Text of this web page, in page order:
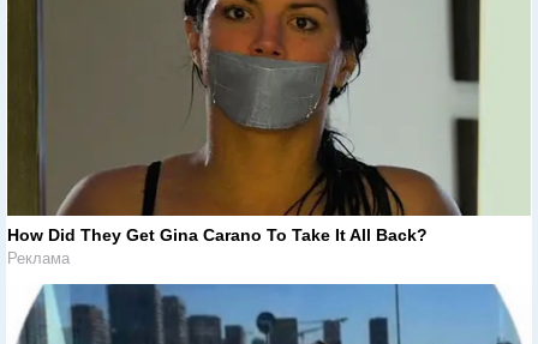
How Did They Get Gina Carano To Take It All Back?
Реклама